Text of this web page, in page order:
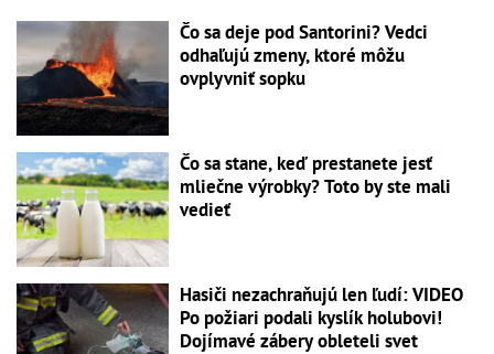
Čo sa deje pod Santorini? Vedci
odhaľujú zmeny, ktoré môžu
ovplyvniť sopku
Čo sa stane, keď prestanete jesť
mliečne výrobky? Toto by ste mali
vedieť
Hasiči nezachraňujú len ľudí: VIDEO
Po požiari podali kyslík holubovi!
Dojímavé zábery obleteli svet